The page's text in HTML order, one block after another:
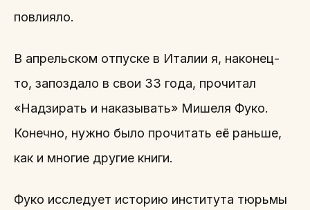
повлияло.
В апрельском отпуске в Италии я, наконец-
то, запоздало в свои 33 года, прочитал
«Надзирать и наказывать» Мишеля Фуко.
Конечно, нужно было прочитать её раньше,
как и многие другие книги.
Фуко исследует историю института тюрьмы